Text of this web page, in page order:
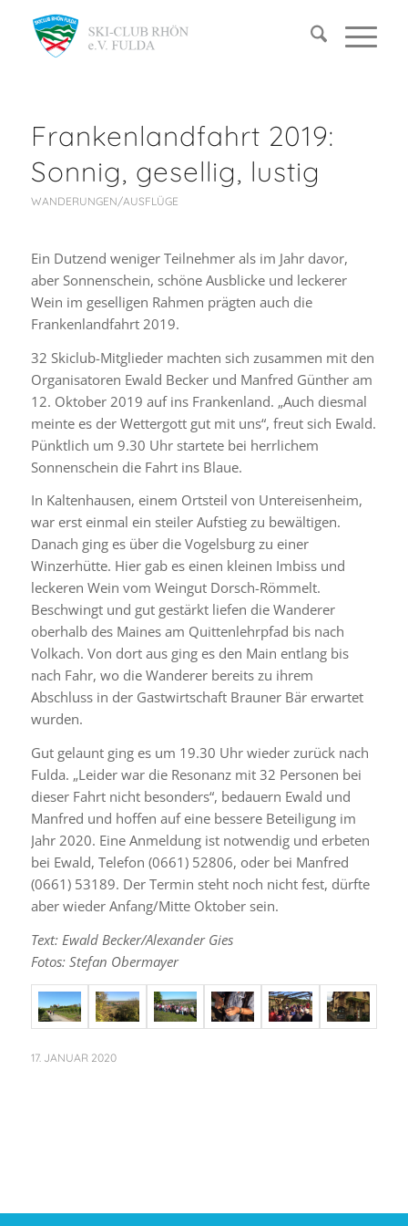
Frankenlandfahrt 2019:
Sonnig, gesellig, lustig
WANDERUNGEN/AUSFLÜGE
Ein Dutzend weniger Teilnehmer als im Jahr davor,
aber Sonnenschein, schöne Ausblicke und leckerer
Wein im geselligen Rahmen prägten auch die
Frankenlandfahrt 2019.
32 Skiclub-Mitglieder machten sich zusammen mit den
Organisatoren Ewald Becker und Manfred Günther am
12. Oktober 2019 auf ins Frankenland. „Auch diesmal
meinte es der Wettergott gut mit uns“, freut sich Ewald.
Pünktlich um 9.30 Uhr startete bei herrlichem
Sonnenschein die Fahrt ins Blaue.
In Kaltenhausen, einem Ortsteil von Untereisenheim,
war erst einmal ein steiler Aufstieg zu bewältigen.
Danach ging es über die Vogelsburg zu einer
Winzerhütte. Hier gab es einen kleinen Imbiss und
leckeren Wein vom Weingut Dorsch-Römmelt.
Beschwingt und gut gestärkt liefen die Wanderer
oberhalb des Maines am Quittenlehrpfad bis nach
Volkach. Von dort aus ging es den Main entlang bis
nach Fahr, wo die Wanderer bereits zu ihrem
Abschluss in der Gastwirtschaft Brauner Bär erwartet
wurden.
Gut gelaunt ging es um 19.30 Uhr wieder zurück nach
Fulda. „Leider war die Resonanz mit 32 Personen bei
dieser Fahrt nicht besonders“, bedauern Ewald und
Manfred und hoffen auf eine bessere Beteiligung im
Jahr 2020. Eine Anmeldung ist notwendig und erbeten
bei Ewald, Telefon (0661) 52806, oder bei Manfred
(0661) 53189. Der Termin steht noch nicht fest, dürfte
aber wieder Anfang/Mitte Oktober sein.
Text: Ewald Becker/Alexander Gies
Fotos: Stefan Obermayer
17. JANUAR 2020